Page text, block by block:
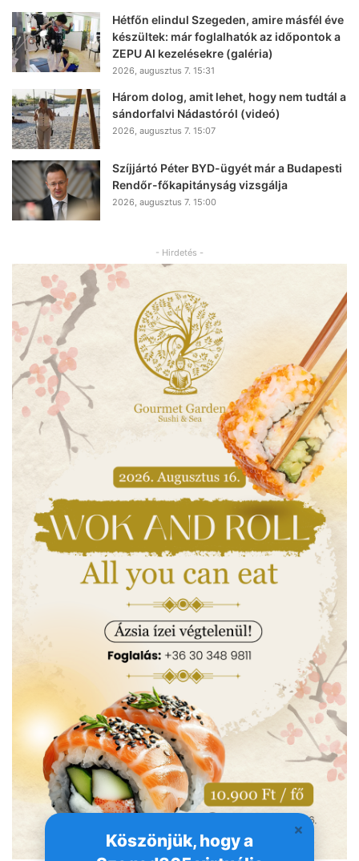
Köszönjük, hogy a
Hétfőn elindul Szegeden, amire másfél éve
készültek: már foglalhatók az időpontok a
ZEPU AI kezelésekre (galéria)
2026, augusztus 7. 15:31
Három dolog, amit lehet, hogy nem tudtál a
sándorfalvi Nádastóról (videó)
2026, augusztus 7. 15:07
Szíjjártó Péter BYD-ügyét már a Budapesti
Rendőr-főkapitányság vizsgálja
2026, augusztus 7. 15:00
- Hirdetés -